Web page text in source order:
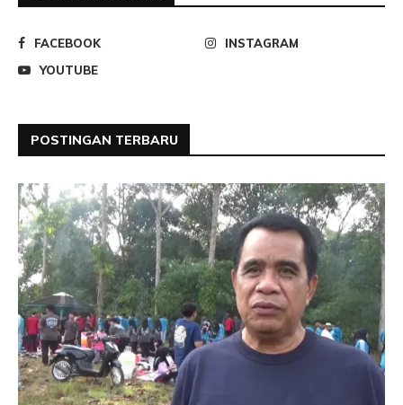
FACEBOOK
INSTAGRAM
YOUTUBE
POSTINGAN TERBARU